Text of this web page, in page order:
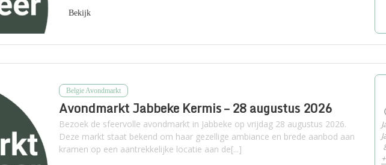
Bekijk
Belgie Avondmarkt
Avondmarkt Jabbeke Kermis – 28 augustus 2026
Bezoek de sfeervolle avondmarkt in Jabbeke op vrijdag 28 augustus 2026.
Deze markt staat bekend om haar gezellige ambiance en brede aanbod aan
kramen op een aantrekkelijke locatie aan de[...]